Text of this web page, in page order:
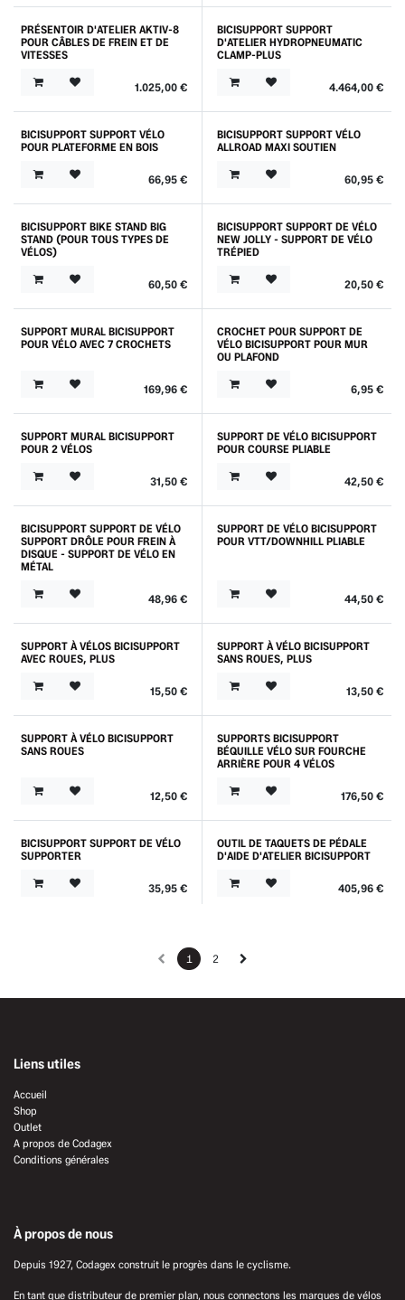
PRÉSENTOIR D'ATELIER AKTIV-8
POUR CÂBLES DE FREIN ET DE
VITESSES
1.025,00€
Nouveau !
BICISUPPORT SUPPORT
D'ATELIER HYDROPNEUMATIC
CLAMP-PLUS
4.464,00€
BICISUPPORT SUPPORT VÉLO
POUR PLATEFORME EN BOIS
66,95€
BICISUPPORT SUPPORT VÉLO
ALLROAD MAXI SOUTIEN
60,95€
BICISUPPORT BIKE STAND BIG
STAND (POUR TOUS TYPES DE
VÉLOS)
60,50€
BICISUPPORT SUPPORT DE VÉLO
NEW JOLLY - SUPPORT DE VÉLO
TRÉPIED
20,50€
SUPPORT MURAL BICISUPPORT
POUR VÉLO AVEC 7 CROCHETS
169,96€
CROCHET POUR SUPPORT DE
VÉLO BICISUPPORT POUR MUR
OU PLAFOND
6,95€
SUPPORT MURAL BICISUPPORT
POUR 2 VÉLOS
31,50€
SUPPORT DE VÉLO BICISUPPORT
POUR COURSE PLIABLE
42,50€
BICISUPPORT SUPPORT DE VÉLO
SUPPORT DRÔLE POUR FREIN À
DISQUE - SUPPORT DE VÉLO EN
MÉTAL
48,96€
SUPPORT DE VÉLO BICISUPPORT
POUR VTT/DOWNHILL PLIABLE
44,50€
SUPPORT À VÉLOS BICISUPPORT
AVEC ROUES, PLUS
15,50€
SUPPORT À VÉLO BICISUPPORT
SANS ROUES, PLUS
13,50€
SUPPORT À VÉLO BICISUPPORT
SANS ROUES
12,50€
SUPPORTS BICISUPPORT
BÉQUILLE VÉLO SUR FOURCHE
ARRIÈRE POUR 4 VÉLOS
176,50€
BICISUPPORT SUPPORT DE VÉLO
SUPPORTER
35,95€
OUTIL DE TAQUETS DE PÉDALE
D'AIDE D'ATELIER BICISUPPORT
405,96€
1 2
Liens utiles
Accueil
Shop
Outlet
A propos de Codagex
Conditions générales
À propos de nous
Depuis 1927, Codagex construit le progrès dans le cyclisme.
En tant que distributeur de premier plan, nous connectons les marques de vélos